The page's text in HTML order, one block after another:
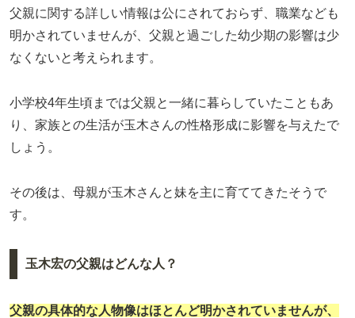
父親に関する詳しい情報は公にされておらず、職業なども
明かされていませんが、父親と過ごした幼少期の影響は少
なくないと考えられます。
小学校4年生頃までは父親と一緒に暮らしていたこともあ
り、家族との生活が玉木さんの性格形成に影響を与えたで
しょう。
その後は、母親が玉木さんと妹を主に育ててきたそうで
す。
玉木宏の父親はどんな人？
父親の具体的な人物像はほとんど明かされていませんが、